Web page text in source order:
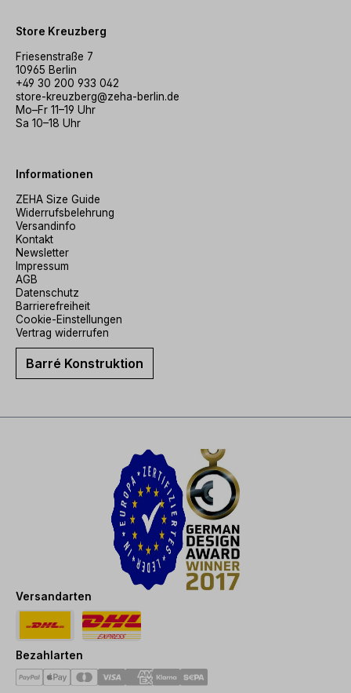
Store Kreuzberg
Friesenstraße 7
10965 Berlin
+49 30 200 933 042
store-kreuzberg@zeha-berlin.de
Mo–Fr 11–19 Uhr
Sa 10–18 Uhr
Informationen
ZEHA Size Guide
Widerrufsbelehrung
Versandinfo
Kontakt
Newsletter
Impressum
AGB
Datenschutz
Barrierefreiheit
Cookie-Einstellungen
Vertrag widerrufen
Barré Konstruktion
Versandarten
Bezahlarten